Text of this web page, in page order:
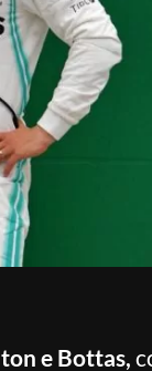
e Bottas,